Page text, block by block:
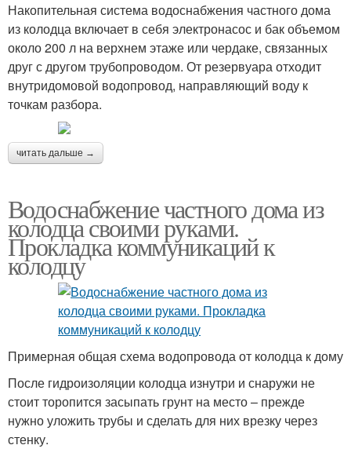
Накопительная система водоснабжения частного дома
из колодца включает в себя электронасос и бак объемом
около 200 л на верхнем этаже или чердаке, связанных
друг с другом трубопроводом. От резервуара отходит
внутридомовой водопровод, направляющий воду к
точкам разбора.
читать дальше →
Водоснабжение частного дома из
колодца своими руками.
Прокладка коммуникаций к
колодцу
Примерная общая схема водопровода от колодца к дому
После гидроизоляции колодца изнутри и снаружи не
стоит торопится засыпать грунт на место – прежде
нужно уложить трубы и сделать для них врезку через
стенку.